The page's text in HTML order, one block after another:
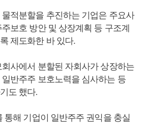
적분할을 추진하는 기업은 주요사
보호 방안 및 상장계획 등 구조계
제도화한 바 있다.
사에서 분할된 자회사가 상장하는
반주주 보호노력을 심사하는 등
도 했다.
통해 기업이 일반주주 권익을 충실